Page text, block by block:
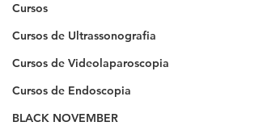
Cursos
Cursos de Ultrassonografia
Cursos de Videolaparoscopia
Cursos de Endoscopia
BLACK NOVEMBER